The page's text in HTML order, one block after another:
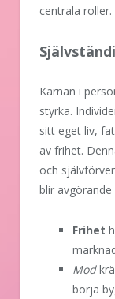
centrala roller.
Kärnan i
styrka.
sitt eget liv,
av frihet.
och
blir
Frihet
Mod
börja